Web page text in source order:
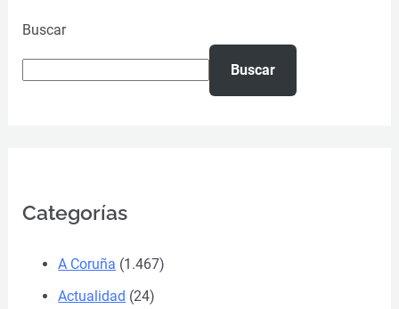
Buscar
Buscar
Categorías
A Coruña (1.467)
Actualidad (24)